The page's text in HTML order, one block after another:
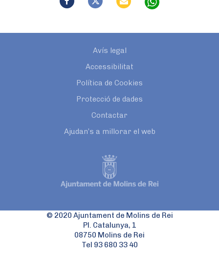
Avís legal
Accessibilitat
Política de Cookies
Protecció de dades
Contactar
Ajudan’s a millorar el web
© 2020 Ajuntament de Molins de Rei
Pl. Catalunya, 1
08750 Molins de Rei
Tel 93 680 33 40